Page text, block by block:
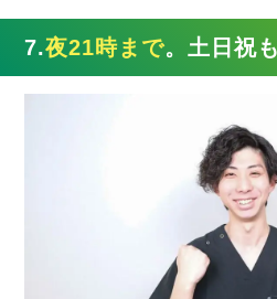
7.夜21時まで。土日祝